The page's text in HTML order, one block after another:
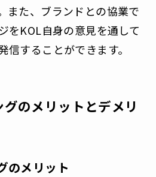
また、ブランドとの協業で
をKOL自身の意見を通して
信することができます。
のメリットとデメリ
のメリット